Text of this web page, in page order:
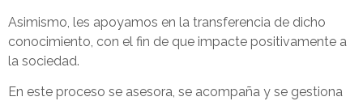
Asimismo, les apoyamos en la transferencia de dicho
conocimiento, con el fin de que impacte positivamente a
la sociedad.
En este proceso se asesora, se acompaña y se gestiona